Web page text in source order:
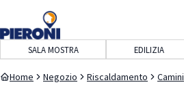
navigazione
contenuto
SALA MOSTRA EDILIZIA
Home Negozio Riscaldamento Camini